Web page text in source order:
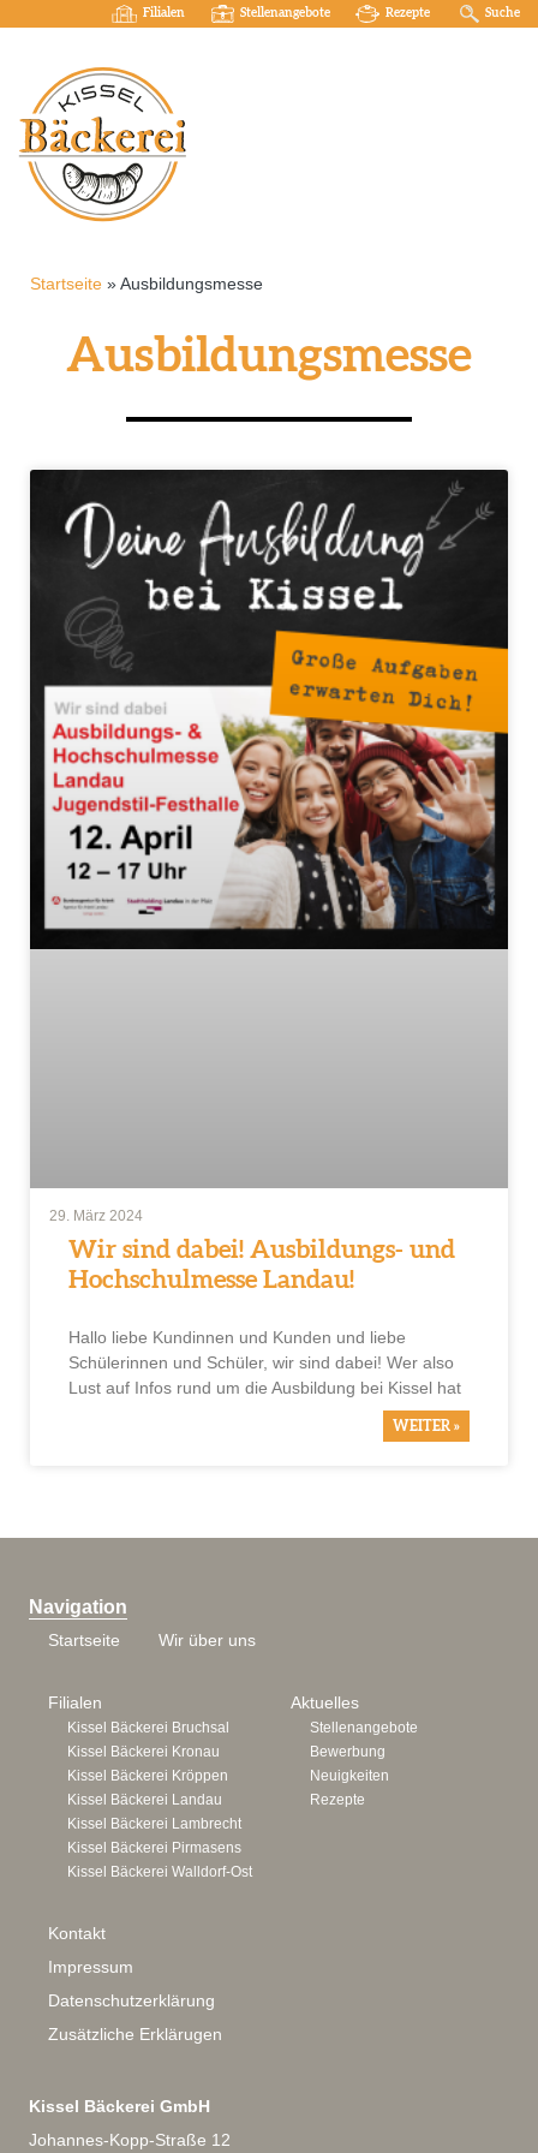
Filialen Stellenangebote Rezepte Suche
Startseite » Ausbildungsmesse
Ausbildungsmesse
Wir sind dabei! Ausbildungs- und
Hochschulmesse Landau!
Hallo liebe Kundinnen und Kunden und liebe
Schülerinnen und Schüler, wir sind dabei! Wer also
Lust auf Infos rund um die Ausbildung bei Kissel hat
WEITER »
29. März 2024
Navigation
Startseite Wir über uns
Filialen
Kissel Bäckerei Bruchsal
Kissel Bäckerei Kronau
Kissel Bäckerei Kröppen
Kissel Bäckerei Landau
Kissel Bäckerei Lambrecht
Kissel Bäckerei Pirmasens
Kissel Bäckerei Walldorf-Ost
Aktuelles
Stellenangebote
Bewerbung
Neuigkeiten
Rezepte
Kontakt
Impressum
Datenschutzerklärung
Zusätzliche Erklärugen
Kissel Bäckerei GmbH
Johannes-Kopp-Straße 12